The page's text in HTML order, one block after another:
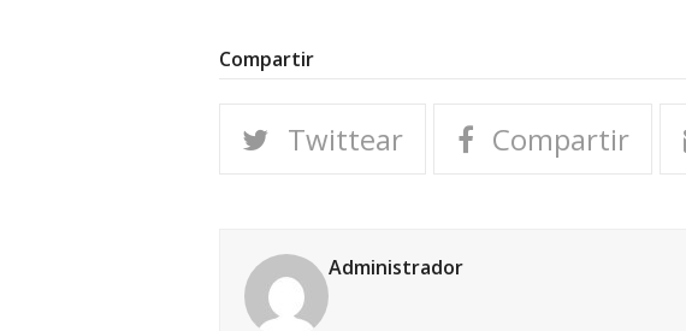
Compartir
Twittear Compartir
Administrador